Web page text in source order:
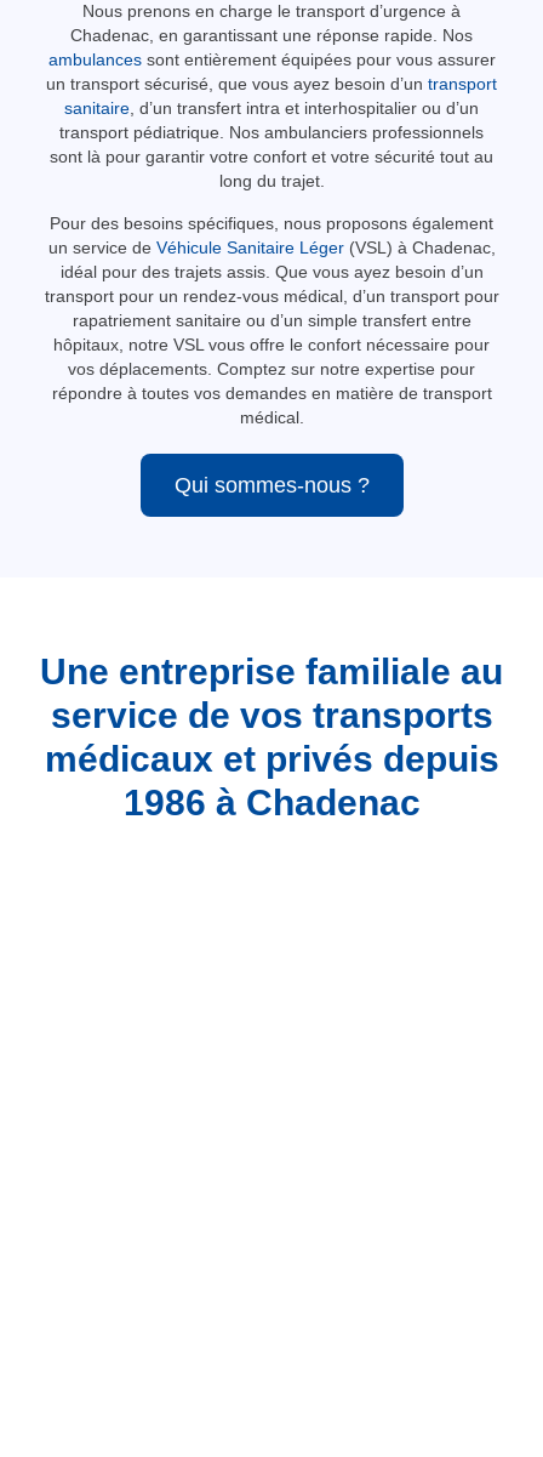
Nous prenons en charge le transport d’urgence à
Chadenac, en garantissant une réponse rapide. Nos
ambulancessont entièrement équipées pour vous assurer
un transport sécurisé, que vous ayez besoin d’un transport
sanitaire, d’un transfert intra et interhospitalier ou d’un
transport pédiatrique. Nos ambulanciers professionnels
sont là pour garantir votre confort et votre sécurité tout au
long du trajet.
Pour des besoins spécifiques, nous proposons également
un service de Véhicule Sanitaire Léger(VSL) à Chadenac,
idéal pour des trajets assis. Que vous ayez besoin d’un
transport pour un rendez-vous médical, d’un transport pour
rapatriement sanitaire ou d’un simple transfert entre
hôpitaux, notre VSL vous offre le confort nécessaire pour
vos déplacements. Comptez sur notre expertise pour
répondre à toutes vos demandes en matière de transport
médical.
Qui sommes-nous ?
Une entreprise familiale au
service de vos transports
médicaux et privés depuis
1986 à Chadenac